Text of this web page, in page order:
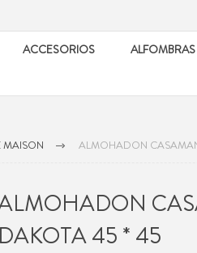
ACCESORIOS ALFOMBRAS
ALMOHADON
DAKOTA 45 * 45